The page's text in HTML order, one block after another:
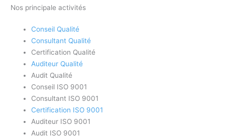
Nos principale activités
Conseil Qualité
Consultant Qualité
Certification Qualité
Auditeur Qualité
Audit Qualité
Conseil ISO 9001
Consultant ISO 9001
Certification ISO 9001
Auditeur ISO 9001
Audit ISO 9001